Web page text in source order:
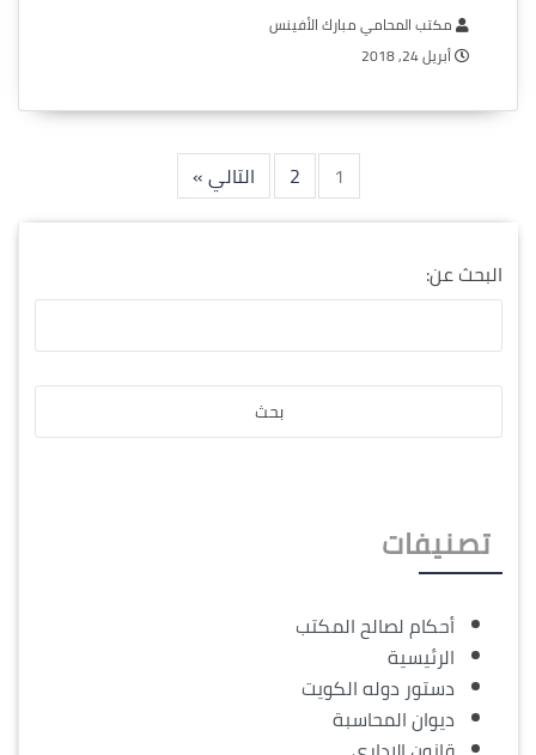
مكتب المحامي مبارك الأفينس
أبريل 24, 2018
1
2 التالي »
البحث عن:
تصنيفات
أحكام لصالح المكتب
الرئيسية
دستور دوله الكويت
ديوان المحاسبة